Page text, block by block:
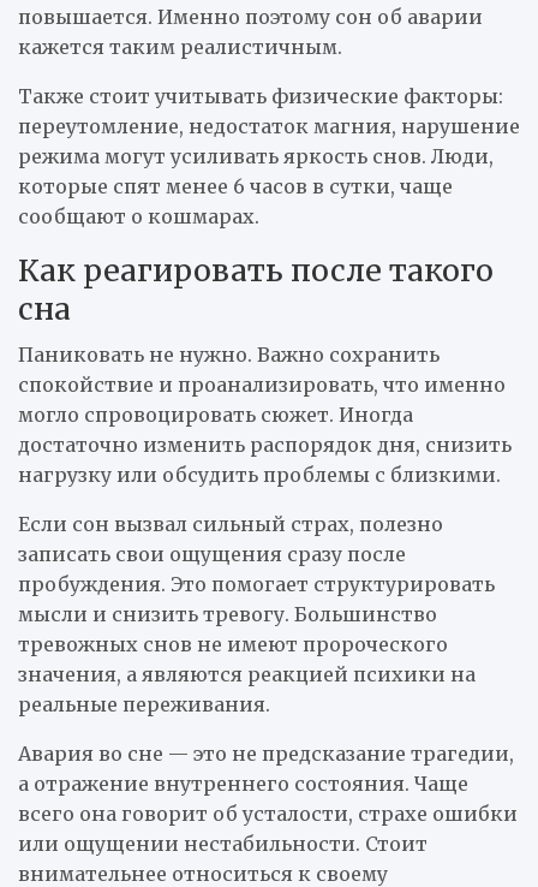
повышается. Именно поэтому сон об аварии
кажется таким реалистичным.
Также стоит учитывать физические факторы:
переутомление, недостаток магния, нарушение
режима могут усиливать яркость снов. Люди,
которые спят менее 6 часов в сутки, чаще
сообщают о кошмарах.
Как реагировать после такого
сна
Паниковать не нужно. Важно сохранить
спокойствие и проанализировать, что именно
могло спровоцировать сюжет. Иногда
достаточно изменить распорядок дня, снизить
нагрузку или обсудить проблемы с близкими.
Если сон вызвал сильный страх, полезно
записать свои ощущения сразу после
пробуждения. Это помогает структурировать
мысли и снизить тревогу. Большинство
тревожных снов не имеют пророческого
значения, а являются реакцией психики на
реальные переживания.
Авария во сне — это не предсказание трагедии,
а отражение внутреннего состояния. Чаще
всего она говорит об усталости, страхе ошибки
или ощущении нестабильности. Стоит
внимательнее относиться к своему